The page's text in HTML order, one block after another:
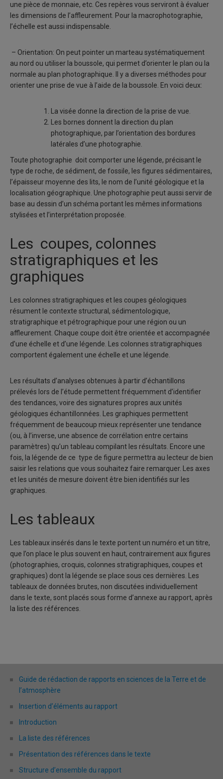
une pièce de monnaie, etc. Ces repères vous serviront à évaluer
les dimensions de l’affleurement. Pour la macrophotographie,
l’échelle est aussi indispensable.
– Orientation: On peut pointer un marteau systématiquement
au nord ou utiliser la boussole, qui permet d’orienter le plan ou la
normale au plan photographique. Il y a diverses méthodes pour
orienter une prise de vue à l’aide de la boussole. En voici deux:
La visée donne la direction de la prise de vue.
Les bornes donnent la direction du plan
photographique, par l’orientation des bordures
latérales d’une photographie.
Toute photographie doit comporter une légende, précisant le
type de roche, de sédiment, de fossile, les figures sédimentaires,
l’épaisseur moyenne des lits, le nom de l’unité géologique et la
localisation géographique. Une photographie peut aussi servir de
base au dessin d’un schéma portant les mêmes informations
stylisées et l’interprétation proposée.
Les coupes, colonnes
stratigraphiques et les
graphiques
Les colonnes stratigraphiques et les coupes géologiques
résument le contexte structural, sédimentologique,
stratigraphique et pétrographique pour une région ou un
affleurement. Chaque coupe doit être orientée et accompagnée
d’une échelle et d’une légende. Les colonnes stratigraphiques
comportent également une échelle et une légende.
Les résultats d’analyses obtenues à partir d’échantillons
prélevés lors de l’étude permettent fréquemment d’identifier
des tendances, voire des signatures propres aux unités
géologiques échantillonnées. Les graphiques permettent
fréquemment de beaucoup mieux représenter une tendance
(ou, à l’inverse, une absence de corrélation entre certains
paramètres) qu’un tableau compilant les résultats. Encore une
fois, la légende de ce type de figure permettra au lecteur de bien
saisir les relations que vous souhaitez faire remarquer. Les axes
et les unités de mesure doivent être bien identifiés sur les
graphiques.
Les tableaux
Les tableaux insérés dans le texte portent un numéro et un titre,
que l’on place le plus souvent en haut, contrairement aux figures
(photographies, croquis, colonnes stratigraphiques, coupes et
graphiques) dont la légende se place sous ces dernières. Les
tableaux de données brutes, non discutées individuellement
dans le texte, sont placés sous forme d’annexe au rapport, après
la liste des références.
Guide de rédaction de rapports en sciences de la Terre et de
l’atmosphère
Insertion d’éléments au rapport
Introduction
La liste des références
Présentation des références dans le texte
Structure d’ensemble du rapport